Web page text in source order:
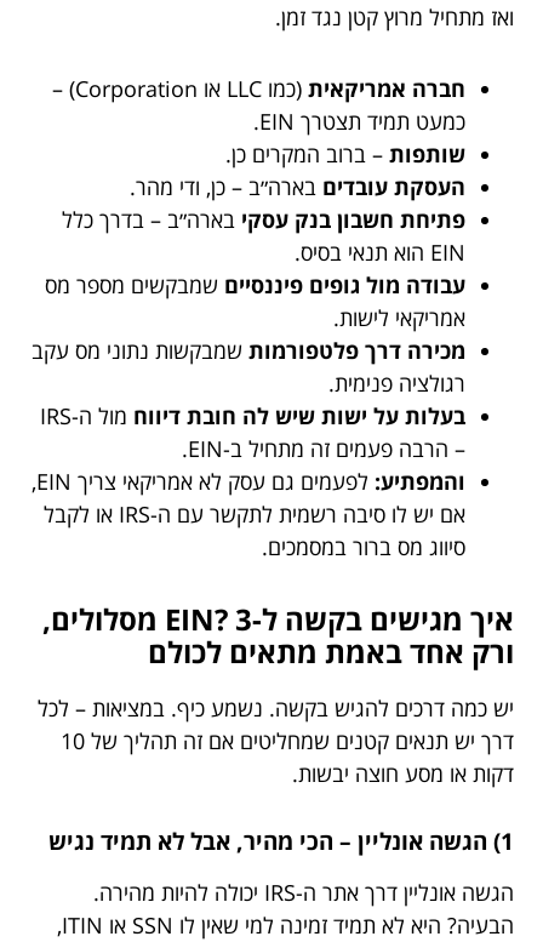
ואז מתחיל מרוץ קטן נגד זמן.
חברה אמריקאית
(כמו LLC או Corporation) –
כמעט תמיד תצטרך EIN.
שותפות – ברוב המקרים כן.
העסקת עובדים בארה״ב – כן, ודי מהר.
פתיחת חשבון בנק עסקי בארה״ב – בדרך כלל
EIN הוא תנאי בסיס.
עבודה מול גופים פיננסיים שמבקשים מספר מס
אמריקאי לישות.
מכירה דרך פלטפורמות שמבקשות נתוני מס עקב
רגולציה פנימית.
בעלות על ישות שיש לה חובת דיווח
מול ה-IRS
– הרבה פעמים זה מתחיל ב-EIN.
והמפתיע:
לפעמים גם עסק לא אמריקאי צריך EIN,
אם יש לו סיבה רשמית לתקשר עם ה-IRS או לקבל
סיווג מס ברור במסמכים.
איך מגישים בקשה ל-EIN? 3 מסלולים,
ורק אחד באמת מתאים לכולם
יש כמה דרכים להגיש בקשה. נשמע כיף. במציאות – לכל
דרך יש תנאים קטנים שמחליטים אם זה תהליך של 10
דקות או מסע חוצה יבשות.
1) הגשה אונליין – הכי מהיר, אבל לא תמיד נגיש
הגשה אונליין דרך אתר ה-IRS יכולה להיות מהירה.
הבעיה? היא לא תמיד זמינה למי שאין לו SSN או ITIN,